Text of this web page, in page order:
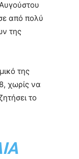
από πολύ
της
της
χωρίς να
το